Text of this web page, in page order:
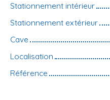
Stationnement intérieur
Stationnement extérieur
Cave
Localisation
Référence